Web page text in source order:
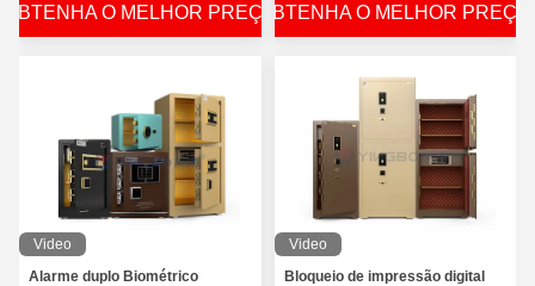
prova de fogo
OBTENHA O MELHOR PREÇOOBTENHA O MELHOR PREÇO
Video
Alarme duplo Biométrico
Video
Bloqueio de impressão digital